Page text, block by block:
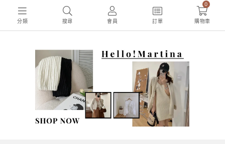
分類 搜尋 會員 訂單
0
購物車